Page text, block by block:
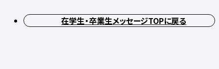
在学生・卒業生メッセージTOPに戻る